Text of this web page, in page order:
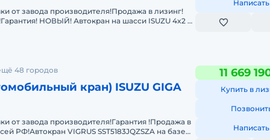
момент при полностью выдвинутой стреле: 700
от завода производителя!Продажа в лизинг!
НОВЫЙ! Автокран на шасси ISUZU 4x2 с
Написать
48 городов
кран) ISUZU GIGA
от завода производителя!Гарантия !Продажа в
РФ!Автокран VIGRUS SST5183JQZSZA на базе
11 669
Купить в
Написать